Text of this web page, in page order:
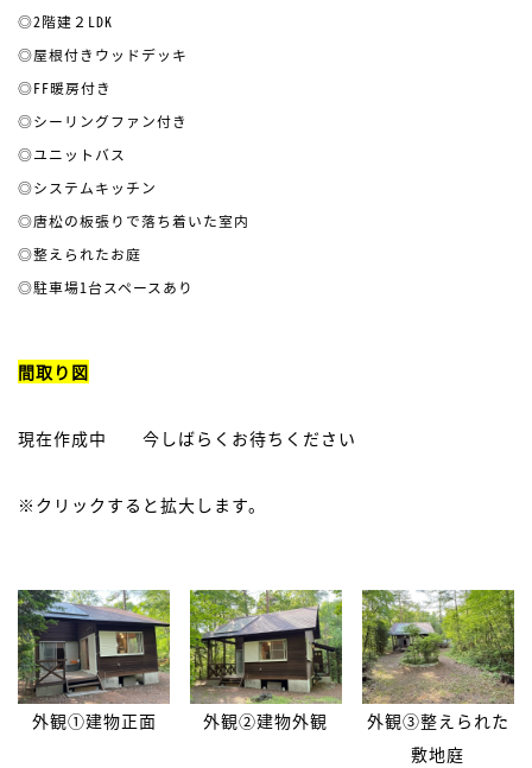
◎2階建２LDK
◎屋根付きウッドデッキ
◎FF暖房付き
◎シーリングファン付き
◎ユニットバス
◎システムキッチン
◎唐松の板張りで落ち着いた室内
◎整えられたお庭
◎駐車場1台スペースあり
間取り図
現在作成中 今しばらくお待ちください
※クリックすると拡大します。
外観①建物正面 外観②建物外観
外観③整えられた
敷地庭